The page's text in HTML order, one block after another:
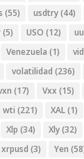
(55) usdtry(44)
(5) USO (12)
Venezuela (1)
volatilidad (236)
(17) Vxx (15)
wti (221) XAL(1)
Xlp (34) Xly(32)
xrpusd (3) Yen